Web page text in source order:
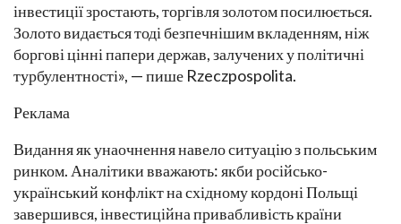
інвестиції зростають, торгівля золотом посилюється.
Золото видається тоді безпечнішим вкладенням, ніж
боргові цінні папери держав, залучених у політичні
турбулентності», — пише Rzeczpospolita.
Реклама
Видання як унаочнення навело ситуацію з польським
ринком. Аналітики вважають: якби російсько-
український конфлікт на східному кордоні Польщі
завершився, інвестиційна привабливість країни